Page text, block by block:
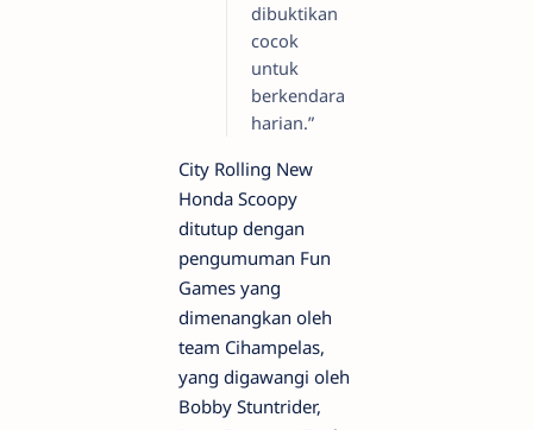
dibuktikan
cocok
untuk
berkendara
harian.”
City Rolling New
Honda Scoopy
ditutup dengan
pengumuman Fun
Games yang
dimenangkan oleh
team Cihampelas,
yang digawangi oleh
Bobby Stuntrider,